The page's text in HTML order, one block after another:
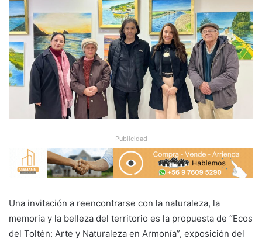
Publicidad
Una invitación a reencontrarse con la naturaleza, la
memoria y la belleza del territorio es la propuesta de “Ecos
del Toltén: Arte y Naturaleza en Armonía”, exposición del